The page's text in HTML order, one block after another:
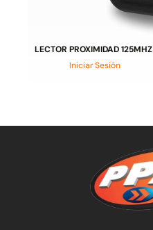
LECTOR PROXIMIDAD 125MHZ
Iniciar Sesión